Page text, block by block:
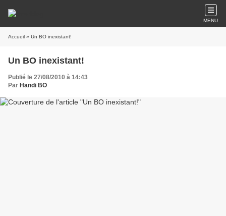
MENU
Accueil » Un BO inexistant!
Un BO inexistant!
Publié le 27/08/2010 à 14:43
Par Handi BO